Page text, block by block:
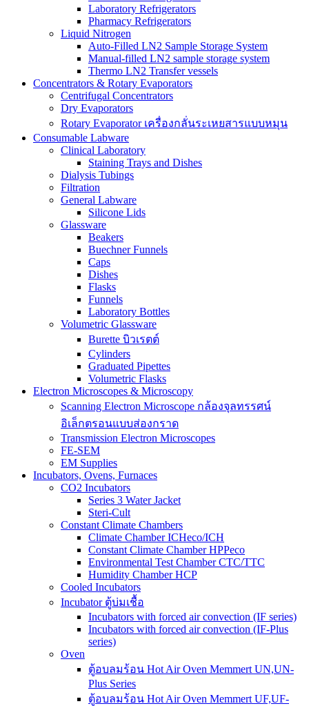
Laboratory Refrigerators
Pharmacy Refrigerators
Liquid Nitrogen
Auto-Filled LN2 Sample Storage System
Manual-filled LN2 sample storage system
Thermo LN2 Transfer vessels
Concentrators & Rotary Evaporators
Centrifugal Concentrators
Dry Evaporators
Rotary Evaporator เครื่องกลั่นระเหยสารแบบหมุน
Consumable Labware
Clinical Laboratory
Staining Trays and Dishes
Dialysis Tubings
Filtration
General Labware
Silicone Lids
Glassware
Beakers
Buechner Funnels
Caps
Dishes
Flasks
Funnels
Laboratory Bottles
Volumetric Glassware
Burette บิวเรตต์
Cylinders
Graduated Pipettes
Volumetric Flasks
Electron Microscopes & Microscopy
Scanning Electron Microscope กล้องจุลทรรศน์
อิเล็กตรอนแบบส่องกราด
Transmission Electron Microscopes
FE-SEM
EM Supplies
Incubators, Ovens, Furnaces
CO2 Incubators
Series 3 Water Jacket
Steri-Cult
Constant Climate Chambers
Climate Chamber ICHeco/ICH
Constant Climate Chamber HPPeco
Environmental Test Chamber CTC/TTC
Humidity Chamber HCP
Cooled Incubators
Incubator ตู้บ่มเชื้อ
Incubators with forced air convection (IF series)
Incubators with forced air convection (IF-Plus
series)
Oven
ตู้อบลมร้อน Hot Air Oven Memmert UN,UN-
Plus Series
ตู้อบลมร้อน Hot Air Oven Memmert UF,UF-